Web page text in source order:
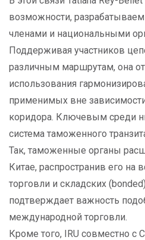
возможности,
членами и национальными
Поддерживая участников
различным маршрутам, она
использования
применимых вне
коридора. Ключевым среди
система таможенного
Так, таможенные органы
Китае, распространив его на
торговли и складских
подтверждает важность
международной торговли.
Кроме того, IRU совместно с